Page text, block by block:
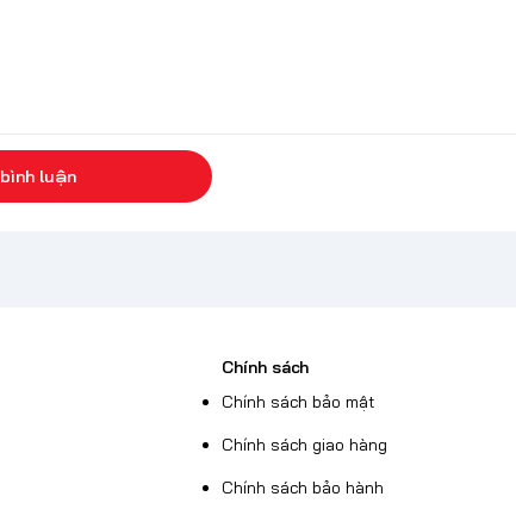
Gửi bình luận
Chính sách
Chính sách bảo mật
Chính sách giao hàng
Chính sách bảo hành